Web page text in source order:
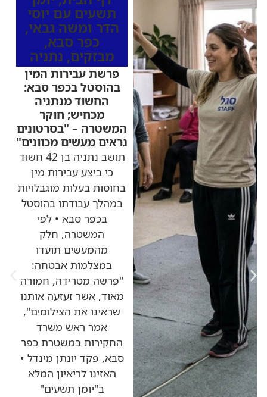
תשעים עם יוסי
הדר ומשה גבאי,
כפר סבא,
מבזקים, נתניה
פרשת עבירות המין
בהוסטל בכפר סבא:
החשוד מנתניה
מכחיש; חוקר
המשטרה – "בסרטונים
נראים מעשים מכוונים"
תושב נתניה בן 42 חשוד
כי ביצע עבירות מין
בחוסות בעלות מוגבלויות
במהלך עבודתו בהוסטל
בכפר סבא • לפי
המשטרה, חלק
מהמעשים תועדו
במצלמות אבטחה:
"פרשה מטרידה, חמורה
מאוד, אשר זעזעה אותנו
שראינו את הצילומים",
אמר ראש משרד
החקירות במשטרת כפר
סבא, פקד יונתן מינדל •
האזינו לריאיון המלא
ב"יומן תשעים"